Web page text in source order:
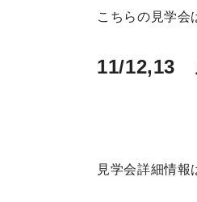
こちらの見学会
11/12,13
見学会詳細情報